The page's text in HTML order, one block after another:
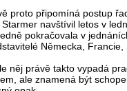
proto připomíná postup
Starmer navštívil letos v
pokračovala v
Německa, Francie,
něj právě takto vypadá
ale znamená být